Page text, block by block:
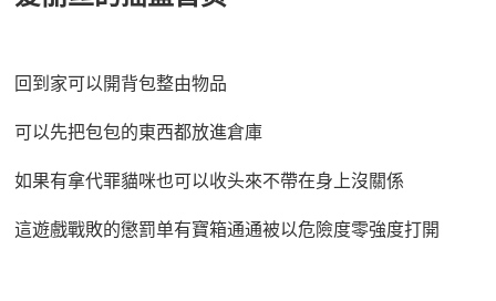
回到家可以開背包整由物品
可以先把包包的東西都放進倉庫
如果有拿代罪貓咪也可以收头來不帶在身上沒關係
這遊戲戰敗的懲罰单有寶箱通通被以危險度零強度打開